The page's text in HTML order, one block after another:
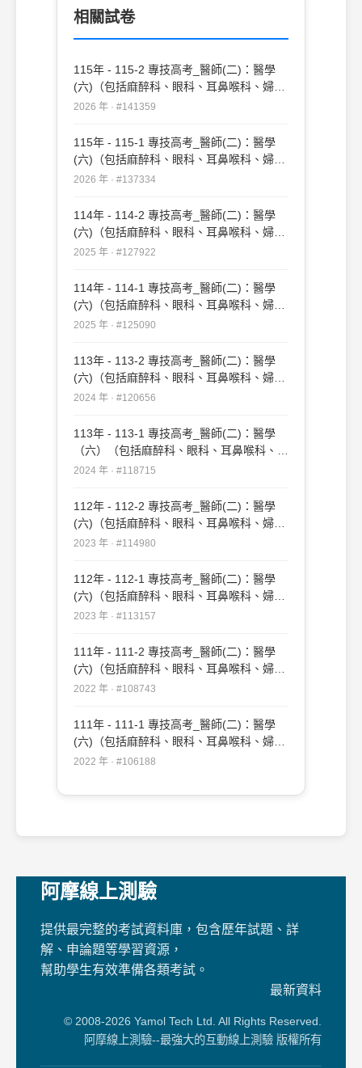
等病患空腹時間滿8～10小時後安排手術
(B)轉入加護病房觀察 (C)使用
術切除子宮外孕處及止血
相關試卷
115年 - 115-2 專技高考_醫師(二)：醫學
(六)（包括麻醉科、眼科、耳鼻喉科、婦產
科、復健科等科目及其相關臨床實例與醫學
2026 年 · #141359
115年 - 115-1 專技高考_醫師(二)：醫學
(六)（包括麻醉科、眼科、耳鼻喉科、婦產
科、復健科等科目及其相關臨床實例與醫學
2026 年 · #137334
114年 - 114-2 專技高考_醫師(二)：醫學
(六)（包括麻醉科、眼科、耳鼻喉科、婦產
科、復健科等科目及其相關臨床實例與醫學
2025 年 · #127922
114年 - 114-1 專技高考_醫師(二)：醫學
(六)（包括麻醉科、眼科、耳鼻喉科、婦產
科、復健科等科目及其相關臨床實例與醫學
2025 年 · #125090
113年 - 113-2 專技高考_醫師(二)：醫學
(六)（包括麻醉科、眼科、耳鼻喉科、婦產
科、復健科等科目及其相關臨床實例與醫學
2024 年 · #120656
113年 - 113-1 專技高考_醫師(二)：醫學
（六）（包括麻醉科、眼科、耳鼻喉科、婦
產科、復健科等科目及其相關臨床實例與醫
2024 年 · #118715
112年 - 112-2 專技高考_醫師(二)：醫學
(六)（包括麻醉科、眼科、耳鼻喉科、婦產
科、復健科等科目及其相關臨床實例與醫學
2023 年 · #114980
112年 - 112-1 專技高考_醫師(二)：醫學
(六)（包括麻醉科、眼科、耳鼻喉科、婦產
科、復健科等科目及其相關臨床實例與醫學
2023 年 · #113157
111年 - 111-2 專技高考_醫師(二)：醫學
(六)（包括麻醉科、眼科、耳鼻喉科、婦產
科、復健科等科目及其相關臨床實例與醫學
2022 年 · #108743
111年 - 111-1 專技高考_醫師(二)：醫學
(六)（包括麻醉科、眼科、耳鼻喉科、婦產
科、復健科等科目及其相關臨床實例與醫學
2022 年 · #106188
阿摩線上測驗
提供最完整的考試資料庫，包含歷年試題、詳
解、申論題等學習資源，
幫助學生有效準備各類考試。
最新資料
© 2008-2026 Yamol Tech Ltd. All Rights Reserved.
阿摩線上測驗--最強大的互動線上測驗 版權所有